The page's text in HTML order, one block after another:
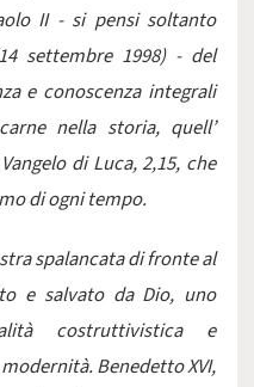
II - si pensi soltanto
settembre 1998) - del
e conoscenza integrali
nella storia, quell’
di Luca, 2,15, che
di ogni tempo.
spalancata di fronte al
e salvato da Dio, uno
costruttivistica e
Benedetto XVI,